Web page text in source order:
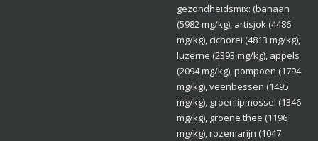
gezondheidsmix: (banaan
(5982 mg/kg), artisjok (4486
mg/kg), cichorei (4813 mg/kg),
luzerne (2393 mg/kg), appels
(2094 mg/kg), pompoen (1794
mg/kg), veenbessen (1495
mg/kg), groenlipmossel (1346
mg/kg), groene thee (1196
mg/kg), rozemarijn (1047